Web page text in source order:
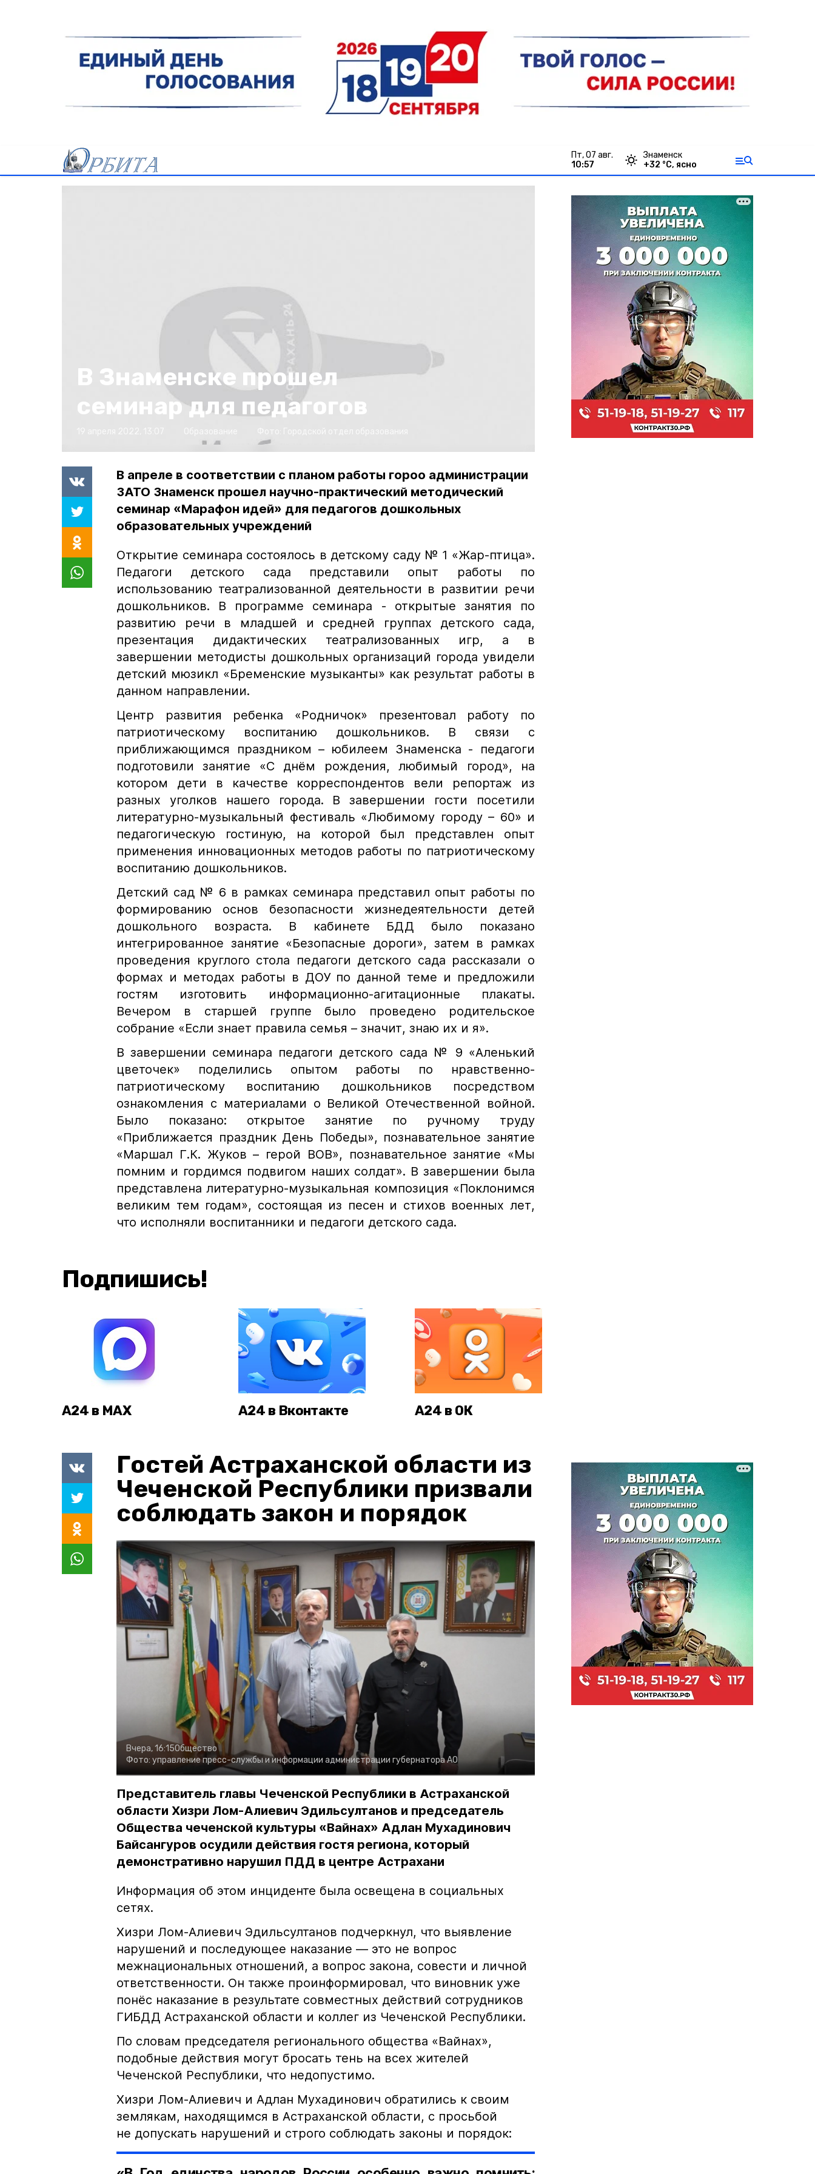
пт, 07 авг.
10:57
Знаменск
+32 °С, ясно
В Знаменске прошел
семинар для педагогов
В апреле в соответствии с планом работы гороо администрации
ЗАТО Знаменск прошел научно-практический методический
семинар «Марафон идей» для педагогов дошкольных
образовательных учреждений
Открытие семинара состоялось в детскому саду № 1 «Жар-птица».
Педагоги детского сада представили опыт работы по
использованию театрализованной деятельности в развитии речи
дошкольников. В программе семинара - открытые занятия по
развитию речи в младшей и средней группах детского сада,
презентация дидактических театрализованных игр, а в
завершении методисты дошкольных организаций города увидели
детский мюзикл «Бременские музыканты» как результат работы в
данном направлении.
Центр развития ребенка «Родничок» презентовал работу по
патриотическому воспитанию дошкольников. В связи с
приближающимся праздником – юбилеем Знаменска - педагоги
подготовили занятие «С днём рождения, любимый город», на
котором дети в качестве корреспондентов вели репортаж из
разных уголков нашего города. В завершении гости посетили
литературно-музыкальный фестиваль «Любимому городу – 60» и
педагогическую гостиную, на которой был представлен опыт
применения инновационных методов работы по патриотическому
воспитанию дошкольников.
Детский сад № 6 в рамках семинара представил опыт работы по
формированию основ безопасности жизнедеятельности детей
дошкольного возраста. В кабинете БДД было показано
интегрированное занятие «Безопасные дороги», затем в рамках
проведения круглого стола педагоги детского сада рассказали о
формах и методах работы в ДОУ по данной теме и предложили
гостям изготовить информационно-агитационные плакаты.
Вечером в старшей группе было проведено родительское
собрание «Если знает правила семья – значит, знаю их и я».
В завершении семинара педагоги детского сада № 9 «Аленький
цветочек» поделились опытом работы по нравственно-
патриотическому воспитанию дошкольников посредством
ознакомления с материалами о Великой Отечественной войной.
Было показано: открытое занятие по ручному труду
«Приближается праздник День Победы», познавательное занятие
«Маршал Г.К. Жуков – герой ВОВ», познавательное занятие «Мы
помним и гордимся подвигом наших солдат». В завершении была
представлена литературно-музыкальная композиция «Поклонимся
великим тем годам», состоящая из песен и стихов военных лет,
что исполняли воспитанники и педагоги детского сада.
Подпишись!
А24 в MAX А24 в Вконтакте А24 в ОК
Гостей Астраханской области из
Чеченской Республики призвали
соблюдать закон и порядок
Вчера, 16:15Общество
Фото: управление пресс-службы и информации администрации губернатора АО
Представитель главы Чеченской Республики в Астраханской
области Хизри Лом-Алиевич Эдильсултанов и председатель
Общества чеченской культуры «Вайнах» Адлан Мухадинович
Байсангуров осудили действия гостя региона, который
демонстративно нарушил ПДД в центре Астрахани
Информация об этом инциденте была освещена в социальных
сетях.
Хизри Лом-Алиевич Эдильсултанов подчеркнул, что выявление
нарушений и последующее наказание — это не вопрос
межнациональных отношений, а вопрос закона, совести и личной
ответственности. Он также проинформировал, что виновник уже
понёс наказание в результате совместных действий сотрудников
ГИБДД Астраханской области и коллег из Чеченской Республики.
По словам председателя регионального общества «Вайнах»,
подобные действия могут бросать тень на всех жителей
Чеченской Республики, что недопустимо.
Хизри Лом-Алиевич и Адлан Мухадинович обратились к своим
землякам, находящимся в Астраханской области, с просьбой
не допускать нарушений и строго соблюдать законы и порядок: